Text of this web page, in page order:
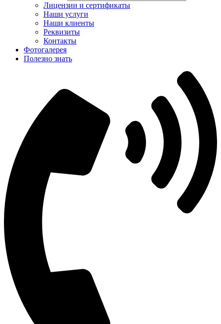
Лицензии и сертификаты
Наши услуги
Наши клиенты
Реквизиты
Контакты
Фотогалерея
Полезно знать